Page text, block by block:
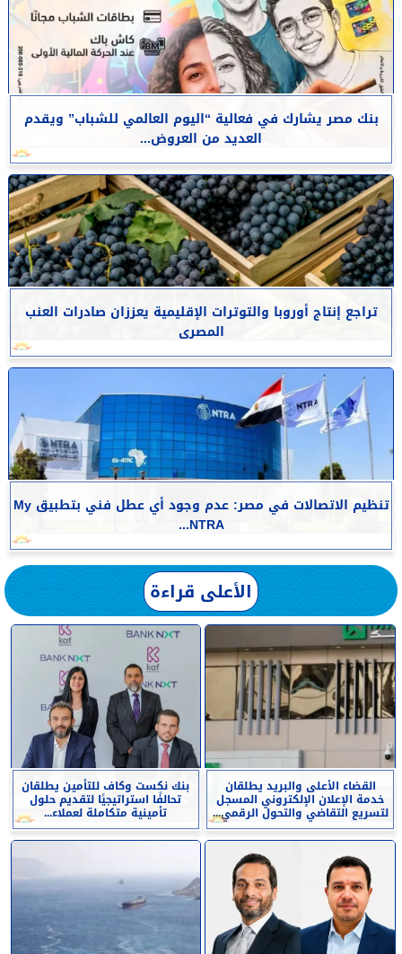
بنك مصر يشارك في فعالية “اليوم العالمي للشباب” ويقدم
العديد من العروض...
تراجع إنتاج أوروبا والتوترات الإقليمية يعززان صادرات العنب
المصرى
تنظيم الاتصالات في مصر: عدم وجود أي عطل فني بتطبيق My
NTRA...
الأعلى قراءة
القضاء الأعلى والبريد يطلقان
خدمة الإعلان الإلكتروني المسجل
لتسريع التقاضي والتحول الرقمي...
بنك نكست وكاف للتأمين يطلقان
تحالفًا استراتيجيًا لتقديم حلول
تأمينية متكاملة لعملاء...